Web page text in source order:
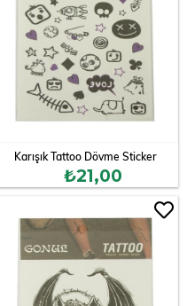
Karışık Tattoo Dövme Sticker
₺21,00